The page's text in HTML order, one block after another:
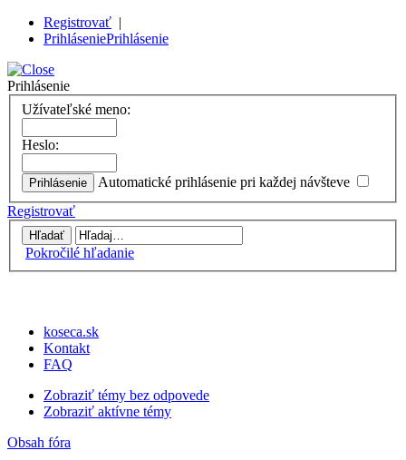
Registrovať |
PrihláseniePrihlásenie
Prihlásenie
Užívateľské meno:
Heslo:
Automatické prihlásenie pri každej návšteve
Registrovať
Pokročilé hľadanie
koseca.sk
Kontakt
FAQ
Zobraziť témy bez odpovede
Zobraziť aktívne témy
Obsah fóra